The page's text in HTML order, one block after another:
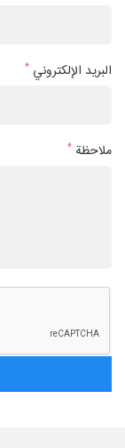
البريد الإلكتروني *
ملاحظة *